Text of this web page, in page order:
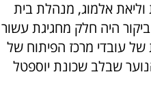
אלמוג, מנהלת בית
היה חלק מחגיגת עשור
עובדי מרכז הפיתוח של
שבלב שכונת יוספטל